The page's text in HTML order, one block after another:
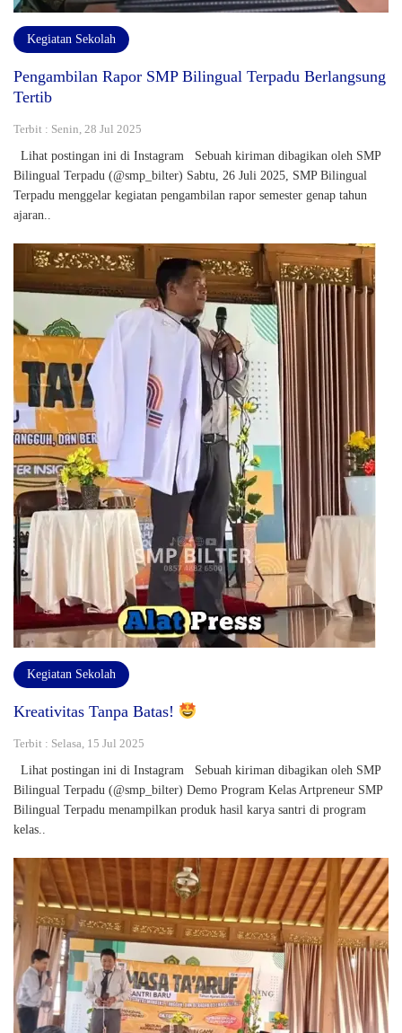
Kegiatan Sekolah
Pengambilan Rapor SMP Bilingual Terpadu Berlangsung
Tertib
Terbit : Senin, 28 Jul 2025
Lihat postingan ini di Instagram Sebuah kiriman dibagikan oleh SMP
Bilingual Terpadu (@smp_bilter) Sabtu, 26 Juli 2025, SMP Bilingual
Terpadu menggelar kegiatan pengambilan rapor semester genap tahun
ajaran..
Kegiatan Sekolah
Kreativitas Tanpa Batas!
Terbit : Selasa, 15 Jul 2025
Lihat postingan ini di Instagram Sebuah kiriman dibagikan oleh SMP
Bilingual Terpadu (@smp_bilter) Demo Program Kelas Artpreneur SMP
Bilingual Terpadu menampilkan produk hasil karya santri di program
kelas..